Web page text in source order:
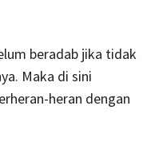
beradab jika tidak
Maka di sini
heran dengan